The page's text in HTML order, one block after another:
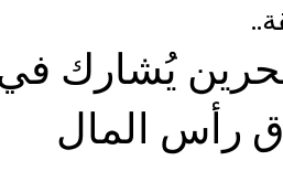
رأس المال